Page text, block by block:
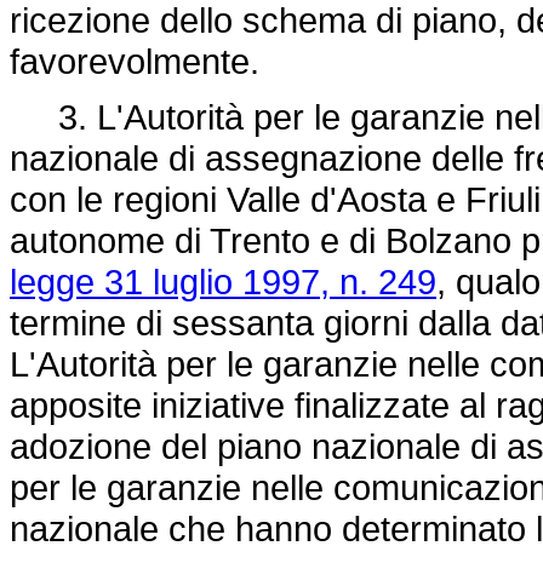
ricezione dello schema di piano,
favorevolmente.
3. L'Autorità per le garanzie
nazionale di assegnazione delle
con le regioni Valle d'Aosta e
autonome di Trento e di Bolzano
legge 31 luglio 1997, n. 249,
termine di sessanta giorni dalla
L'Autorità per le garanzie nelle
apposite iniziative finalizzate al
adozione del piano nazionale di
per le garanzie nelle
nazionale che hanno